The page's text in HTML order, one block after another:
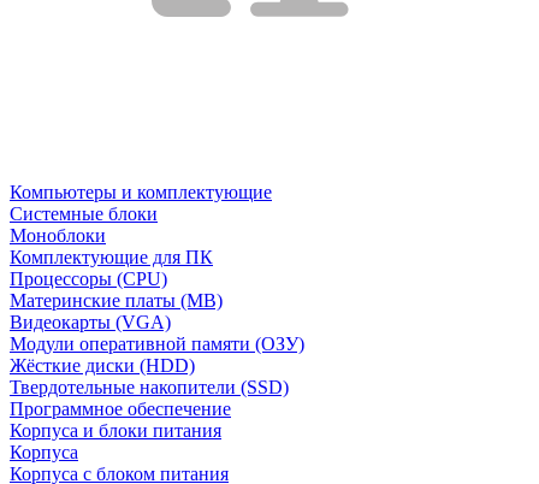
Компьютеры и комплектующие
Системные блоки
Моноблоки
Комплектующие для ПК
Процессоры (CPU)
Материнские платы (MB)
Видеокарты (VGA)
Модули оперативной памяти (ОЗУ)
Жёсткие диски (HDD)
Твердотельные накопители (SSD)
Программное обеспечение
Корпуса и блоки питания
Корпуса
Корпуса с блоком питания